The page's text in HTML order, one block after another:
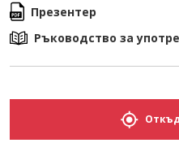
Презентер
Ръководство за